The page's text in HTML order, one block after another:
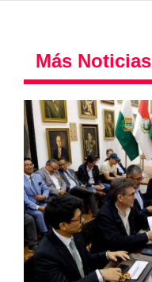
Más Noticias